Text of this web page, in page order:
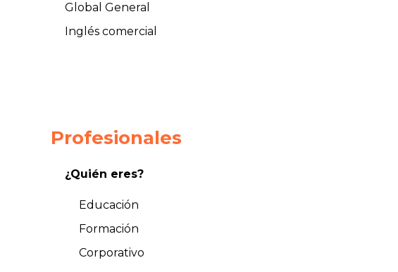
Global General
Inglés comercial
Profesionales
¿Quién eres?
Educación
Formación
Corporativo